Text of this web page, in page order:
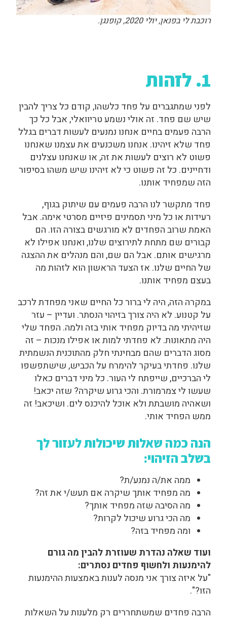
רוכבת לי בפנאן, יולי 2020, קופנגן.
1. לזהות
לפני שמתגברים על פחד כלשהו, קודם כל צריך להבין
שיש שם פחד. זה אולי נשמע טריוואלי, אבל כל כך
הרבה פעמים בחיים אנחנו נמנעים לעשות דברים בגלל
פחד שלא זיהינו. אנחנו משכנעים את עצמנו שאנחנו
פשוט לא רוצים לעשות את זה, או שאנחנו עצלנים
ודחיינים. כל זה פשוט כי לא זיהינו שיש משהו בסיפור
הזה שמפחיד אותנו.
פחד מתקשר לנו הרבה פעמים עם שיתוק בגוף,
רעידות או כל מיני תסמינים פיזיים מסרטי אימה. אבל
האמת שרוב הפחדים לא מורגשים בצורה הזו. הם
קבורים שם מתחת לתירוצים שלנו, ואנחנו אפילו לא
מרגישים אותם. אבל הם שם, והם מנהלים את ההצגה
של החיים שלנו. אז הצעד הראשון הוא לזהות מה
בעצם מפחיד אותנו.
במקרה הזה, היה לי ברור כל החיים שאני מפחדת לרכב
על קטנוע. לא היה צורך בזיהוי הנסתר. ועדיין – עזר
שזיהיתי מה בדיוק מפחיד אותי בזה ולמה. הפחד שלי
היה מתאונות. לא פחדתי למות או אפילו מנכות – זה
מסוג הדברים שהם מבחינתי חלק מהתוכנית הנשמתית
שלנו. פחדתי בעיקר להימרח על הכביש, שישתפשפו
לי הברכיים, שייפתח לי העור. כל מיני דברים כאלו
שעשו לי צמרמורת. והכי גרוע שיקרה? שזה יכאב!
ושאהיה מושבתת ולא אוכל להיכנס לים. ושיכאב! זה
ממש הפחיד אותי.
הנה כמה שאלות שיכולות לעזור לך
בשלב הזיהוי:
ממה את/ה נמנע/ת?
מה מפחיד אותך שיקרה אם תעש/י את זה?
מה הסיבה שזה מפחיד אותך?
מה הכי גרוע שיכול לקרות?
ומה מפחיד בזה?
ועוד שאלה נהדרת שעוזרת להבין מה גורם
להימנעות ולחשוף פחדים נסתרים:
"על איזה צורך אני מנסה לענות באמצעות ההימנעות
הזו?".
הרבה פחדים שמשתחררים רק מלענות על השאלות